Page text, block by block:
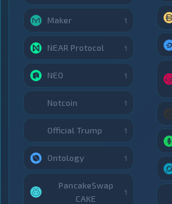
Maker 1
NEAR Protocol 1
NEO 1
Notcoin 1
Official Trump 1
Ontology 1
PancakeSwap
CAKE
1